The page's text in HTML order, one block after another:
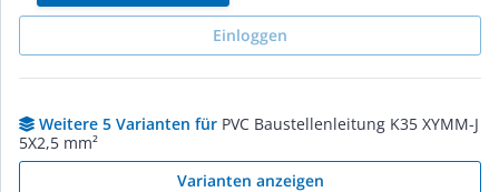
Einloggen
Weitere 5 Varianten für PVC Baustellenleitung K35 XYMM-J
5X2,5 mm²
Varianten anzeigen